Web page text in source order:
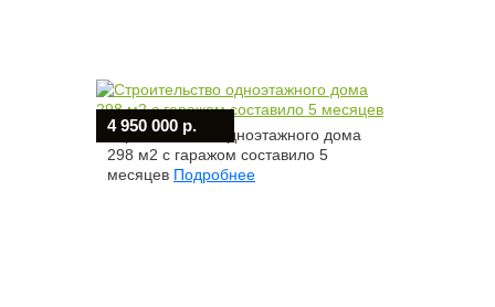
4 950 000 р.
Строительство одноэтажного дома
298 м2 с гаражом составило 5
месяцев Подробнее